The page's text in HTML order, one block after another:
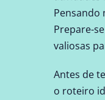
Pensando
Prepare-
valiosas
Antes de
o roteiro